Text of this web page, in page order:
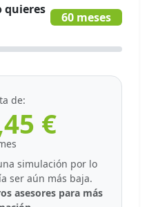
quieres
60 meses
de:
€
simulación por lo
ser aún más baja.
asesores para más